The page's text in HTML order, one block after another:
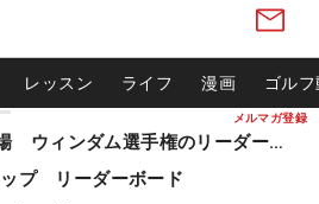
メルマガ登録
レッスン ライフ 漫画 ゴル
松山英樹ら出場 ウィンダム選手権のリーダーボード
プ リーダーボード